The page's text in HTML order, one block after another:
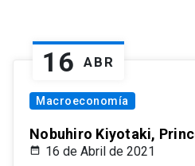
16 ABR
Macroeconomía
Nobuhiro Kiyotaki,
16 de Abril de 2021